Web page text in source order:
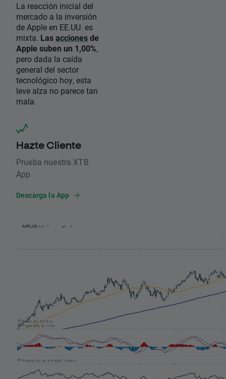
La reacción inicial del
mercado a la inversión
de Apple en EE.UU. es
mixta. Lasaccionesde
Apple suben un 1,00%,
pero dada la caída
general del sector
tecnológico hoy, esta
leve alza no parece tan
mala.
Hazte Cliente
Prueba nuestra XTB
App
Descarga la App